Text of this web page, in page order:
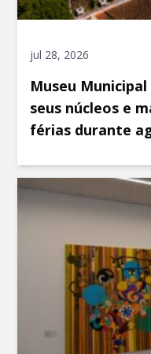
jul 28, 2026
Museu
seus núcleos e
férias durante